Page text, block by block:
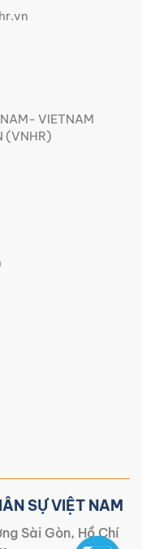
NAM- VIETNAM
(VNHR)
SỰ VIỆT NAM
Sài Gòn, Hồ Chí